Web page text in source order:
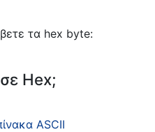
τα hex byte:
Hex;
ASCII